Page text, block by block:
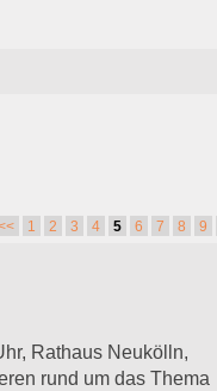
1 2 3 4 5 6 7 8 9
Rathaus Neukölln,
rund um das Thema